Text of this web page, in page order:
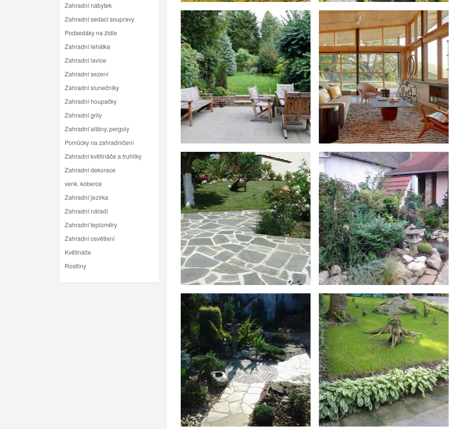
Zahradní nábytek
Zahradní sedací soupravy
Podsedáky na židle
Zahradní lehátka
Zahradní lavice
Zahradní sezení
Zahradní slunečníky
Zahradní houpačky
Zahradní grily
Zahradní altány, pergoly
Pomůcky na zahradničení
Zahradní květináče a truhlíky
Zahradní dekorace
venk. koberce
Zahradní jezírka
Zahradní nářadí
Zahradní teploměry
Zahradní osvětlení
Květináče
Rostliny